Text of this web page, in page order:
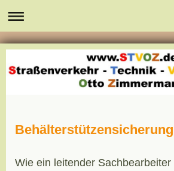
Wie ein leitender Sachbearbeiter